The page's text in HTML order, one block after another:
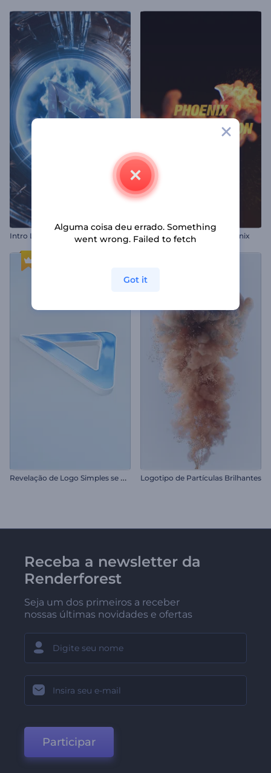
Intro Lab Bio Proibido Animação de Logo com Fênix
R
evelação de Logo Simples se Formando Logotipo de Partículas Brilhantes
Receba a newsletter da
Renderforest
Seja um dos primeiros a receber
nossas últimas novidades e ofertas
Participar
Alguma coisa deu errado. Something
went wrong. Failed to fetch
Got it